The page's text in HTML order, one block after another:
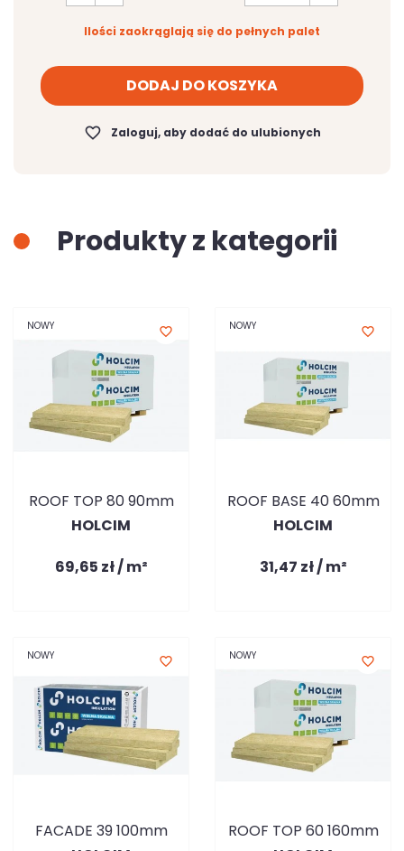
Ilości zaokrąglają się do pełnych palet
DODAJ DO KOSZYKA
favorite_border Zaloguj, aby dodać do ulubionych
Produkty z kategorii
NOWY favorite_border
ROOF TOP 80 90mm
HOLCIM
69,65 zł / m²
NOWY favorite_border
ROOF BASE 40 60mm
HOLCIM
31,47 zł / m²
NOWY favorite_border
FACADE 39 100mm
NOWY favorite_border
ROOF TOP 60 160mm